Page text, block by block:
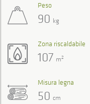
Zona riscaldabile
107 m2
Peso
90 kg
Misura legna
50 cm